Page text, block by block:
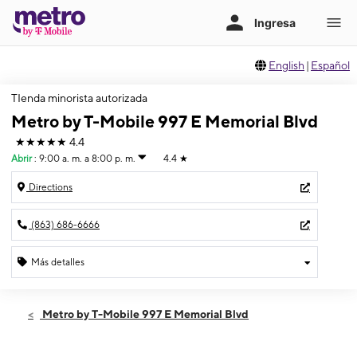
English | Español
TIenda minorista autorizada
Metro by T-Mobile 997 E Memorial Blvd
★★★★★ 4.4
Abrir : 9:00 a. m. a 8:00 p. m. 4.4 ★
Directions
(863) 686-6666
Más detalles
Sábado:9:00 a. m. a 8:00 p. m.
Metro by T-Mobile 997 E Memorial Blvd